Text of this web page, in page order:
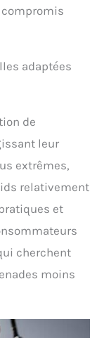
adaptées
de
leur
extrêmes,
relativement
et
cherchent
moins